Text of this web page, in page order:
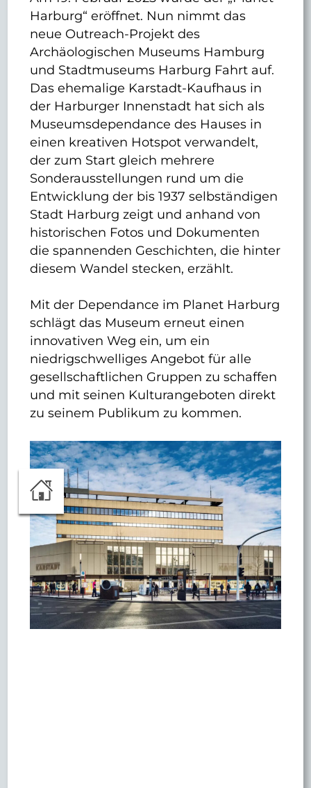
Harburg“ eröffnet. Nun nimmt das
neue Outreach-Projekt des
Archäologischen Museums Hamburg
und Stadtmuseums Harburg Fahrt auf.
Das ehemalige Karstadt-Kaufhaus in
der Harburger Innenstadt hat sich als
Museumsdependance des Hauses in
einen kreativen Hotspot verwandelt,
der zum Start gleich mehrere
Sonderausstellungen rund um die
Entwicklung der bis 1937 selbständigen
Stadt Harburg zeigt und anhand von
historischen Fotos und Dokumenten
die spannenden Geschichten, die hinter
diesem Wandel stecken, erzählt.
Mit der Dependance im Planet Harburg
schlägt das Museum erneut einen
innovativen Weg ein, um ein
niedrigschwelliges Angebot für alle
gesellschaftlichen Gruppen zu schaffen
und mit seinen Kulturangeboten direkt
zu seinem Publikum zu kommen.